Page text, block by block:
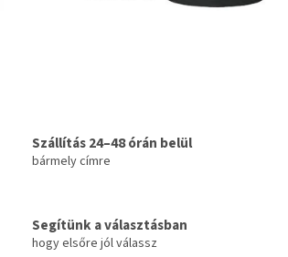
Szállítás 24–48 órán belül
bármely címre
Segítünk a választásban
hogy elsőre jól válassz